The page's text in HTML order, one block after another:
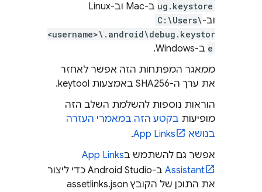
ug.keystore
ב-Mac וב-Linux
וב-C:\Users\
<username>\.android\debug.keystor
e ב-Windows.
ממאגר המפתחות הזה אפשר לאחזר
את ערך ה-SHA256 באמצעות keytool.
הוראות נוספות להשלמת השלב הזה
מופיעות בקטע הזה במאמרי העזרה
בנושא App Links
.
אפשר גם להשתמש בApp Links
Assistant
ב-Android Studio כדי ליצור
את התוכן של הקובץ assetlinks.json